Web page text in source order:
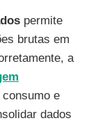
permite
brutas em
a
e
dados